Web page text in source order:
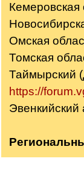
Кемеровская
Омская
Томская
Таймырский
https://
Эвенкийский